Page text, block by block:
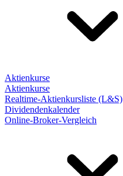
Aktienkurse
Aktienkurse
Realtime-Aktienkursliste (L&S)
Dividendenkalender
Online-Broker-Vergleich